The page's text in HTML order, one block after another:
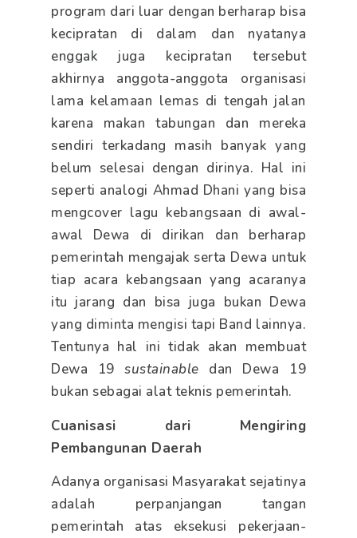
program dari luar dengan berharap bisa
kecipratan di dalam dan nyatanya
enggak juga kecipratan tersebut
akhirnya anggota-anggota organisasi
lama kelamaan lemas di tengah jalan
karena makan tabungan dan mereka
sendiri terkadang masih banyak yang
belum selesai dengan dirinya. Hal ini
seperti analogi Ahmad Dhani yang bisa
mengcover lagu kebangsaan di awal-
awal Dewa di dirikan dan berharap
pemerintah mengajak serta Dewa untuk
tiap acara kebangsaan yang acaranya
itu jarang dan bisa juga bukan Dewa
yang diminta mengisi tapi Band lainnya.
Tentunya hal ini tidak akan membuat
Dewa 19sustainable dan Dewa 19
bukan sebagai alat teknis pemerintah.
Cuanisasi dari Mengiring
Pembangunan Daerah
Adanya organisasi Masyarakat sejatinya
adalah perpanjangan tangan
pemerintah atas eksekusi pekerjaan-